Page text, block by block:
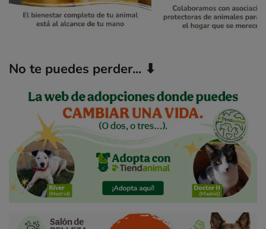
No te puedes perder... ⬇